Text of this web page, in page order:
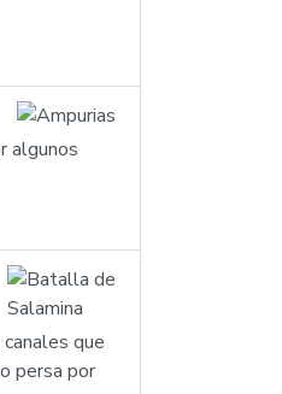
algunos
que
persa por